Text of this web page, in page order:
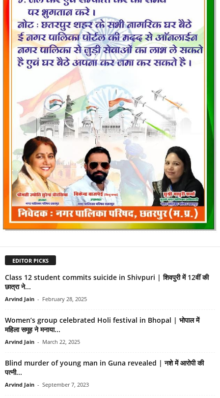
EDITOR PICKS
Class 12 student commits suicide in Shivpuri | शिवपुरी में 12वीं की
छात्रा ने...
Arvind Jain - February 28, 2025
Women’s group celebrated Holi festival in Bhopal | भोपाल में
महिला समूह ने मनाया...
Arvind Jain - March 22, 2025
Blind murder of young man in Guna revealed | नशे में आरोपी की
पत्नी...
Arvind Jain - September 7, 2023